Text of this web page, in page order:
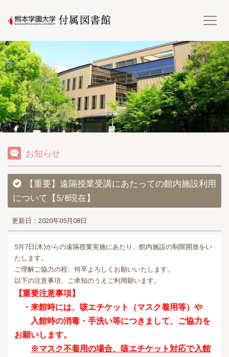
熊
お知らせ
【重要】遠隔授業受講にあたっての館内施設利用
について【5/8現在】
更新日：2020年05月08日
5月7日(木)からの遠隔授業実施にあたり、 館内施設の制限開放をい
たします。
ご理解ご協力の程、何卒よろしくお願いいたします。
以下の注意事項、ご承知のうえご利用願います。
【重要注意事項】
・来館時には、咳エチケット（マスク着用等） や
入館時の消毒・手洗い等につきまして、ご協力を
お願いします。
※マスク不着用の場合、咳エチケット対応で入館